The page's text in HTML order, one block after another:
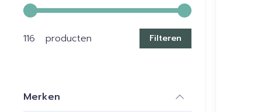
Gebruik de pijltjestoetsen links en rechts om de
116 producten
Filteren
Merken